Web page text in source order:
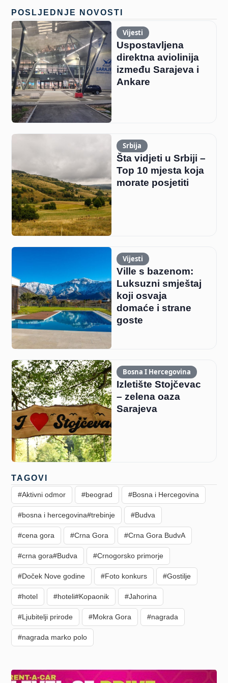
POSLJEDNJE NOVOSTI
Vijesti
Uspostavljena
direktna aviolinija
između Sarajeva i
Ankare
Srbija
Šta vidjeti u Srbiji –
Top 10 mjesta koja
morate posjetiti
Vijesti
Ville s bazenom:
Luksuzni smještaj
koji osvaja
domaće i strane
goste
Bosna I Hercegovina
Izletište Stojčevac
– zelena oaza
Sarajeva
TAGOVI
#Aktivni odmor #beograd #Bosna i Hercegovina
#bosna i hercegovina#trebinje #Budva
#cena gora #Crna Gora #Crna Gora BudvA
#crna gora#Budva #Crnogorsko primorje
#Doček Nove godine #Foto konkurs #Gostilje
#hotel #hoteli#Kopaonik #Jahorina
#Ljubitelji prirode #Mokra Gora #nagrada
#nagrada marko polo